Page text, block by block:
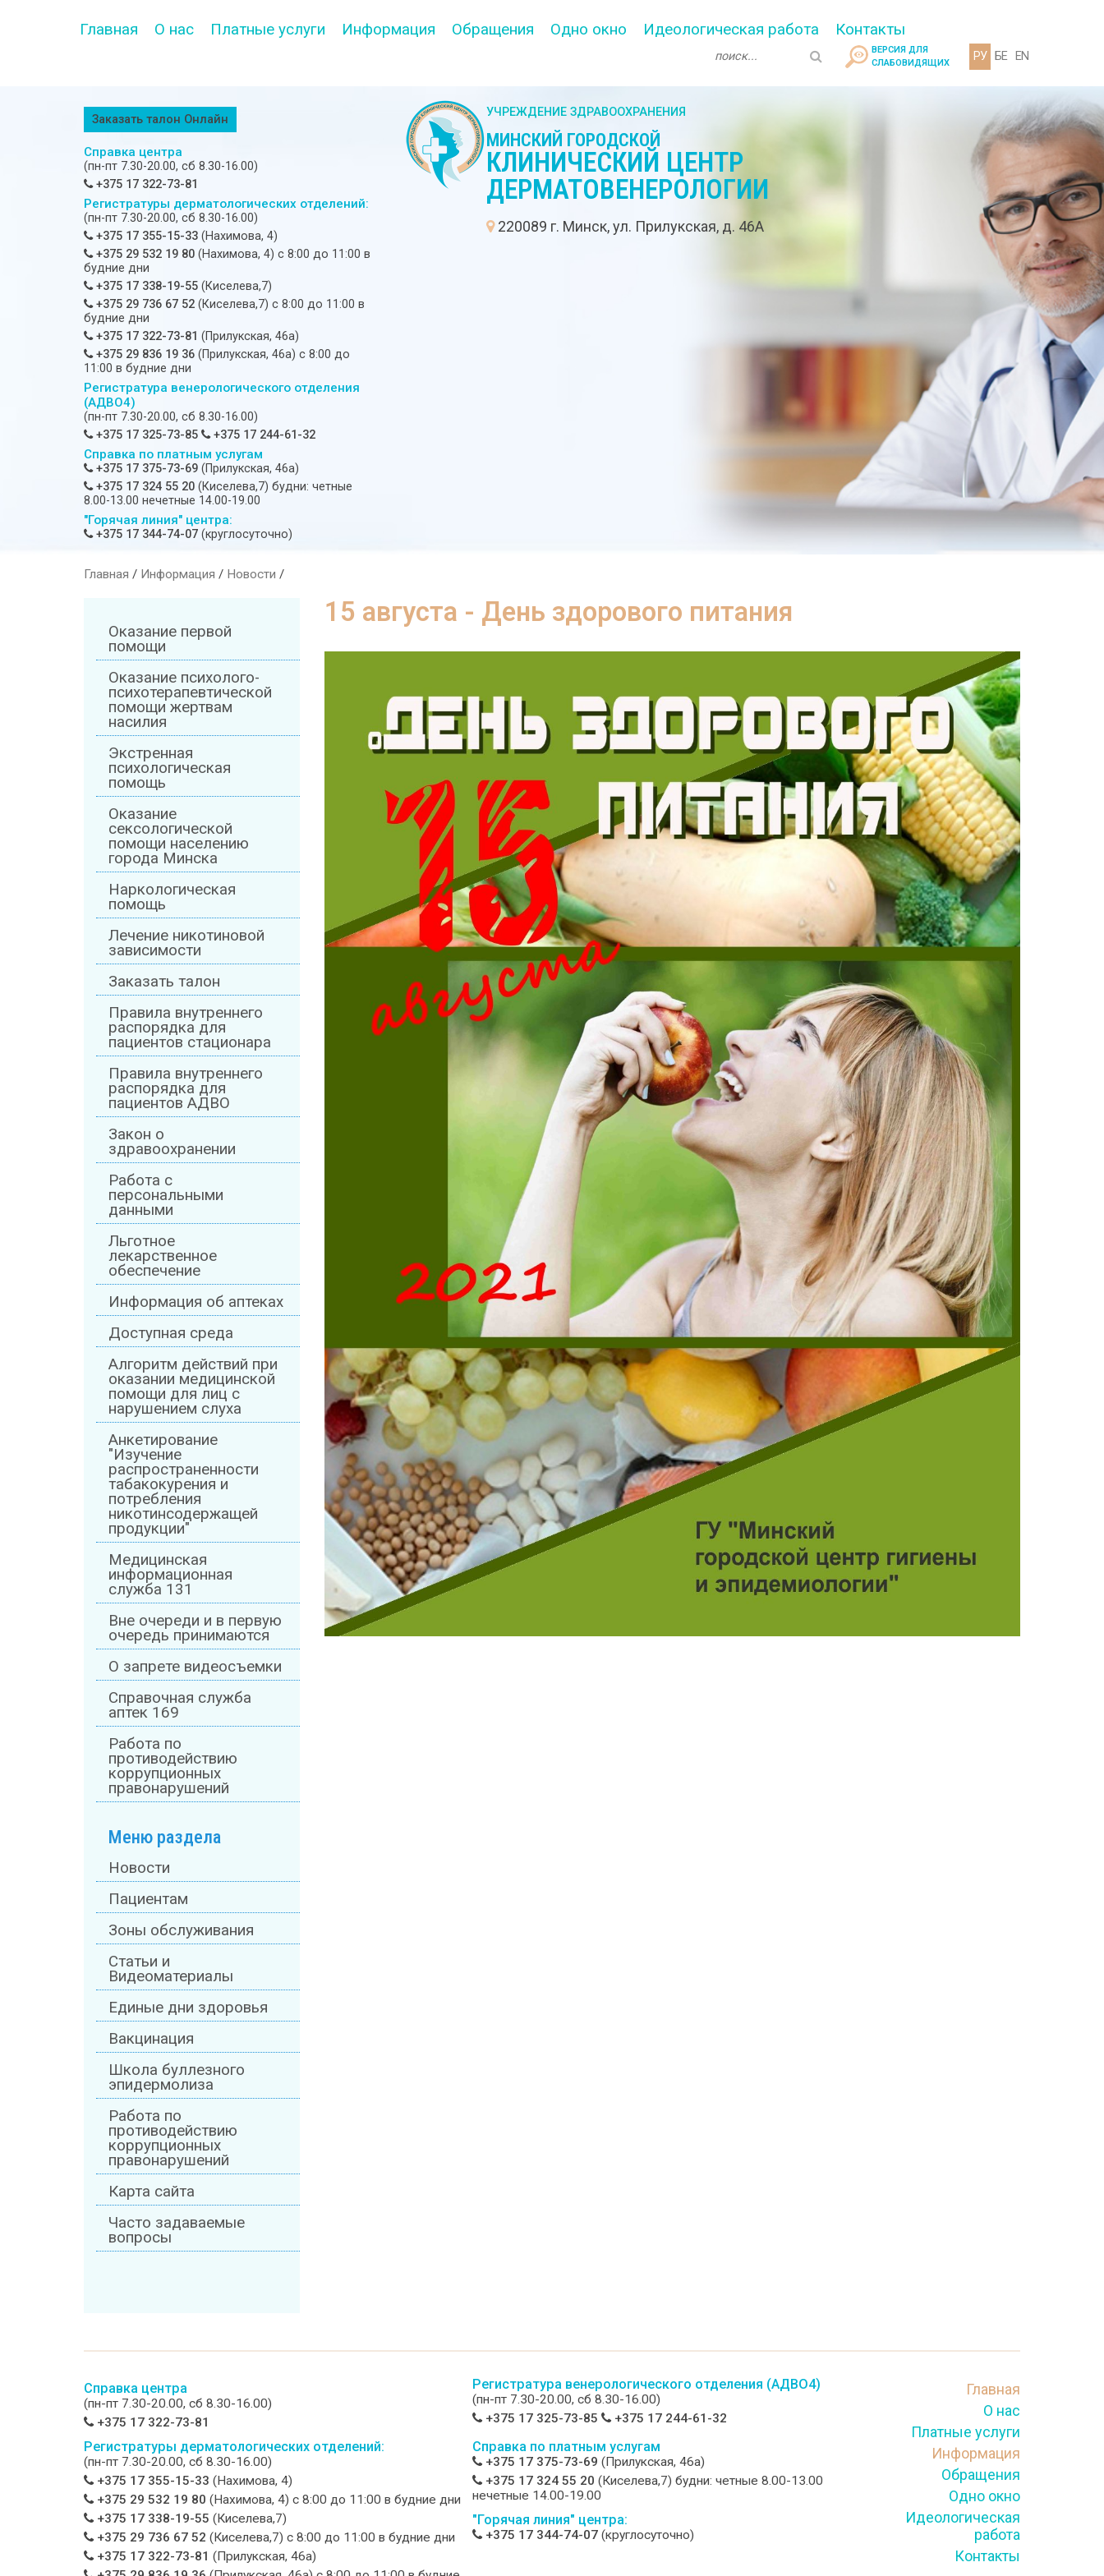
Главная О нас Платные услуги Информация Обращения Одно окно Идеологическая работа Контакты
ВЕРСИЯ ДЛЯ
СЛАБОВИДЯЩИХ
РУ БЕ EN
УЧРЕЖДЕНИЕ ЗДРАВООХРАНЕНИЯ
МИНСКИЙ ГОРОДСКОЙ
КЛИНИЧЕСКИЙ ЦЕНТР
ДЕРМАТОВЕНЕРОЛОГИИ
220089 г. Минск, ул. Прилукская, д. 46А
Заказать талон Онлайн
Справка центра
(пн-пт 7.30-20.00, сб 8.30-16.00)
+375 17 322-73-81
Регистратуры дерматологических отделений:
(пн-пт 7.30-20.00, сб 8.30-16.00)
+375 17 355-15-33 (Нахимова, 4)
+375 29 532 19 80 (Нахимова, 4) c 8:00 до 11:00 в
будние дни
+375 17 338-19-55 (Киселева,7)
+375 29 736 67 52 (Киселева,7) c 8:00 до 11:00 в
будние дни
+375 17 322-73-81 (Прилукская, 46а)
+375 29 836 19 36 (Прилукская, 46а) c 8:00 до
11:00 в будние дни
Регистратура венерологического отделения
(АДВО4)
(пн-пт 7.30-20.00, сб 8.30-16.00)
+375 17 325-73-85
+375 17 244-61-32
Справка по платным услугам
+375 17 375-73-69 (Прилукская, 46а)
+375 17 324 55 20 (Киселева,7) будни: четные
8.00-13.00 нечетные 14.00-19.00
"Горячая линия" центра:
+375 17 344-74-07 (круглосуточно)
Главная / Информация / Новости /
15 августа - День здорового питания
Оказание первой
помощи
Оказание психолого-
психотерапевтической
помощи жертвам
насилия
Экстренная
психологическая
помощь
Оказание
сексологической
помощи населению
города Минска
Наркологическая
помощь
Лечение никотиновой
зависимости
Заказать талон
Правила внутреннего
распорядка для
пациентов стационара
Правила внутреннего
распорядка для
пациентов АДВО
Закон о
здравоохранении
Работа с
персональными
данными
Льготное
лекарственное
обеспечение
Информация об аптеках
Доступная среда
Алгоритм действий при
оказании медицинской
помощи для лиц с
нарушением слуха
Анкетирование
"Изучение
распространенности
табакокурения и
потребления
никотинсодержащей
продукции"
Медицинская
информационная
служба 131
Вне очереди и в первую
очередь принимаются
О запрете видеосъемки
Справочная служба
аптек 169
Работа по
противодействию
коррупционных
правонарушений
Меню раздела
Новости
Пациентам
Зоны обслуживания
Статьи и
Видеоматериалы
Единые дни здоровья
Вакцинация
Школа буллезного
эпидермолиза
Работа по
противодействию
коррупционных
правонарушений
Карта сайта
Часто задаваемые
вопросы
Справка центра
(пн-пт 7.30-20.00, сб 8.30-16.00)
+375 17 322-73-81
Регистратуры дерматологических отделений:
(пн-пт 7.30-20.00, сб 8.30-16.00)
+375 17 355-15-33 (Нахимова, 4)
+375 29 532 19 80 (Нахимова, 4) c 8:00 до 11:00 в будние дни
+375 17 338-19-55 (Киселева,7)
+375 29 736 67 52 (Киселева,7) c 8:00 до 11:00 в будние дни
+375 17 322-73-81 (Прилукская, 46а)
Регистратура венерологического отделения (АДВО4)
(пн-пт 7.30-20.00, сб 8.30-16.00)
+375 17 325-73-85
+375 17 244-61-32
Справка по платным услугам
+375 17 375-73-69 (Прилукская, 46а)
+375 17 324 55 20 (Киселева,7) будни: четные 8.00-13.00
нечетные 14.00-19.00
"Горячая линия" центра:
+375 17 344-74-07(круглосуточно)
Главная
О нас
Платные услуги
Информация
Обращения
Одно окно
Идеологическая
работа
Контакты